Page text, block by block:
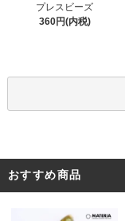
プレスビーズ
360円(内税)
おすすめ商品